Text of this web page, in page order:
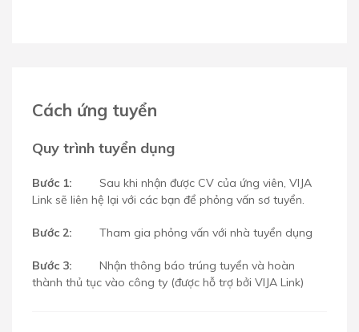
Cách ứng tuyển
Quy trình tuyển dụng
Bước 1:
Sau khi nhận được CV của ứng viên, VIJA
Link sẽ liên hệ lại với các bạn để phỏng vấn sơ tuyển.
Bước 2: Tham gia phỏng vấn với nhà tuyển dụng
Bước 3:
Nhận thông báo trúng tuyển và hoàn
thành thủ tục vào công ty (được hỗ trợ bởi VIJA Link)